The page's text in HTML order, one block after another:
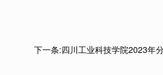
下一条:四川工业科技学院2023年